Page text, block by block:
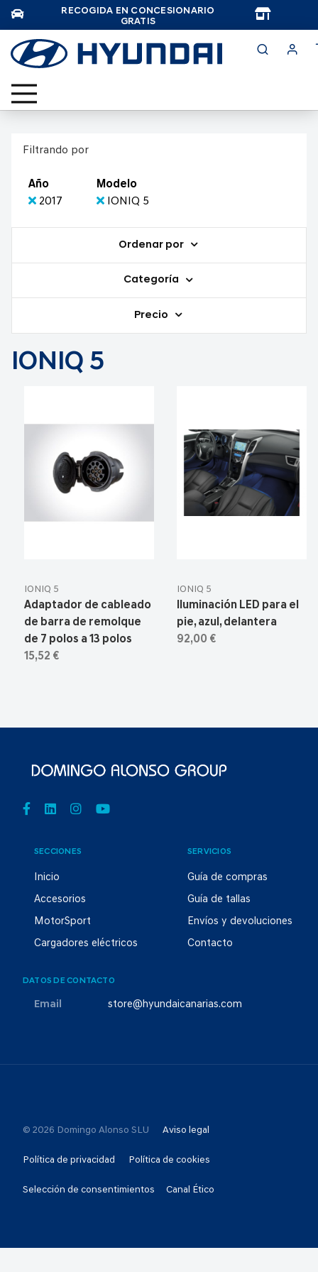
RECOGIDA EN CONCESIONARIO
GRATIS
Filtrando por
Año
2017
Modelo
IONIQ 5
Ordenar por
Categoría
Precio
IONIQ 5
IONIQ 5
Adaptador de cableado
de barra de remolque
de 7 polos a 13 polos
15,52 €
IONIQ 5
Iluminación LED para el
pie, azul, delantera
92,00 €
SECCIONES
Inicio
Accesorios
MotorSport
Cargadores eléctricos
SERVICIOS
Guía de compras
Guía de tallas
Envíos y devoluciones
Contacto
DATOS DE CONTACTO
Email store@hyundaicanarias.com
© 2026 Domingo Alonso SLU Aviso legal
Política de privacidad Política de cookies
Selección de consentimientos Canal Ético